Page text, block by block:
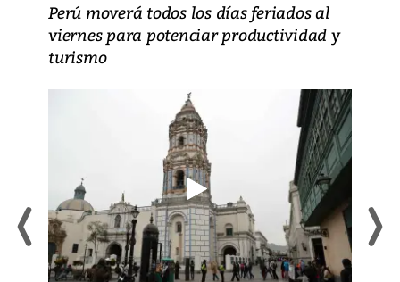
Perú moverá todos los días feriados al
viernes para potenciar productividad y
turismo